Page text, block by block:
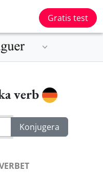
Gratis test
verb